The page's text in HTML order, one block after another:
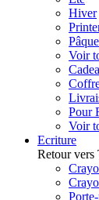
Hiver
Voir
Pour
Voir
Ecriture
Retour vers